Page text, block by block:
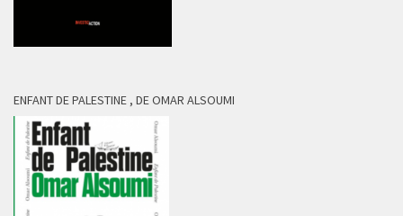
ENFANT DE PALESTINE , DE OMAR ALSOUMI